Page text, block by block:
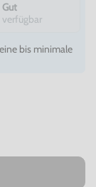
Gut
bis minimale